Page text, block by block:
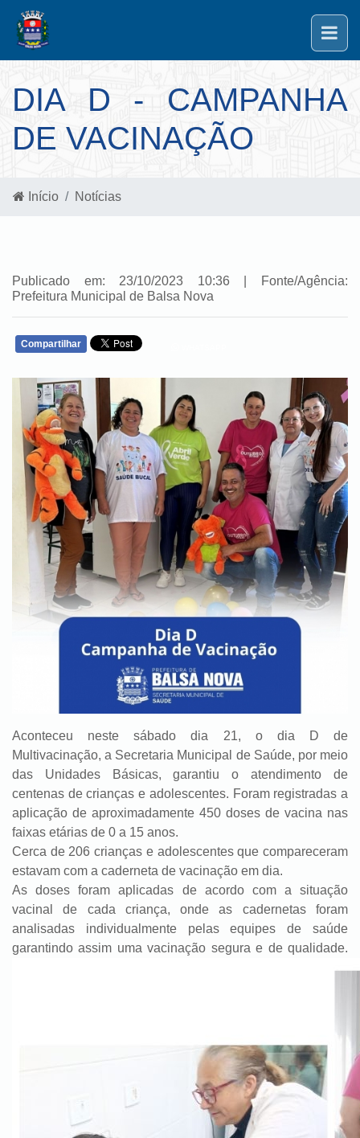
DIA D - CAMPANHA
DE VACINAÇÃO
Início Notícias
Publicado em: 23/10/2023 10:36 | Fonte/Agência:
Prefeitura Municipal de Balsa Nova
Compartilhar
Aconteceu neste sábado dia 21, o dia D de
Multivacinação, a Secretaria Municipal de Saúde, por meio
das Unidades Básicas, garantiu o atendimento de
centenas de crianças e adolescentes. Foram registradas a
aplicação de aproximadamente 450 doses de vacina nas
faixas etárias de 0 a 15 anos.
Cerca de 206 crianças e adolescentes que compareceram
estavam com a caderneta de vacinação em dia.
As doses foram aplicadas de acordo com a situação
vacinal de cada criança, onde as cadernetas foram
analisadas individualmente pelas equipes de saúde
garantindo assim uma vacinação segura e de qualidade.